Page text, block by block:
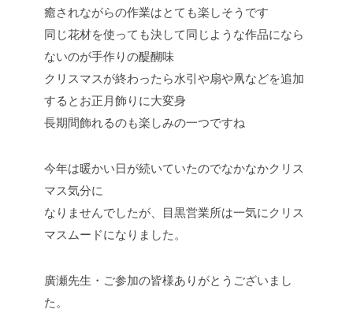
癒されながらの作業はとても楽しそうです
同じ花材を使っても決して同じような作品になら
ないのが手作りの醍醐味
クリスマスが終わったら水引や扇や凧などを追加
するとお正月飾りに大変身
長期間飾れるのも楽しみの一つですね
今年は暖かい日が続いていたのでなかなかクリス
マス気分に
なりませんでしたが、目黒営業所は一気にクリス
マスムードになりました。
廣瀬先生・ご参加の皆様ありがとうございまし
た。